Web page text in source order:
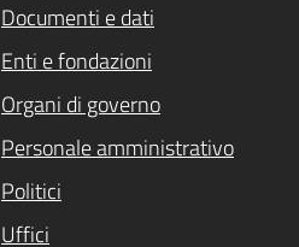
Documenti e dati
Enti e fondazioni
Organi di governo
Personale amministrativo
Politici
Uffici